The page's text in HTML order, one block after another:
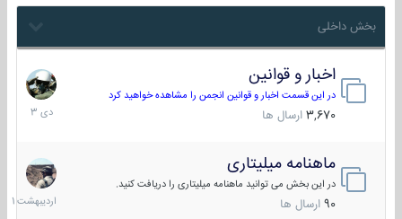
بخش داخلی
اخبار و قوانین
در این قسمت اخبار و قوانین انجمن را مشاهده خواهید کرد
3,670 ارسال ها
22
دی
1403
ماهنامه میلیتاری
در این بخش می توانید ماهنامه میلیتاری را دریافت کنید.
90 ارسال ها
30
1401